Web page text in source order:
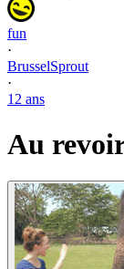
fun
·
BrusselSprout
·
12 ans
Au